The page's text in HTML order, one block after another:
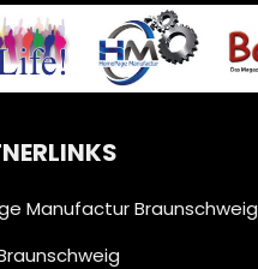
Manufactur Braunschweig